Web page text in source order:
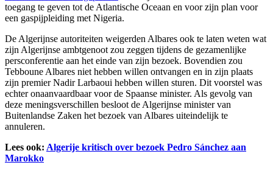
toegang te geven tot de Atlantische Oceaan en voor zijn plan voor
een gaspijpleiding met Nigeria.
De Algerijnse autoriteiten weigerden Albares ook te laten weten wat
zijn Algerijnse ambtgenoot zou zeggen tijdens de gezamenlijke
persconferentie aan het einde van zijn bezoek. Bovendien zou
Tebboune Albares niet hebben willen ontvangen en in zijn plaats
zijn premier Nadir Larbaoui hebben willen sturen. Dit voorstel was
echter onaanvaardbaar voor de Spaanse minister. Als gevolg van
deze meningsverschillen besloot de Algerijnse minister van
Buitenlandse Zaken het bezoek van Albares uiteindelijk te
annuleren.
Lees ook: Algerije kritisch over bezoek Pedro Sánchez aan
Marokko